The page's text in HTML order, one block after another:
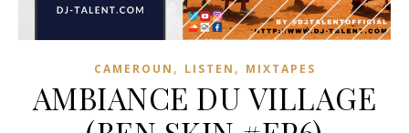
CAMEROUN , LISTEN , MIXTAPES
AMBIANCE DU VILLAGE